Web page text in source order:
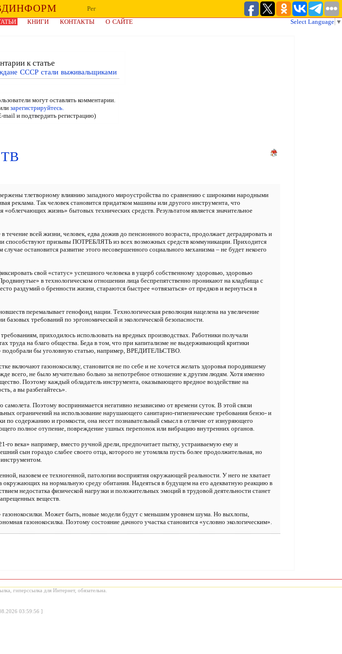
Рег
КНИГИ КОНТАКТЫ О САЙТЕ Select Language ▼
к статье
СССР стали выживальщиками
могут оставлять комментарии.
зарегистрируйтесь.
mail и подтвердить регистрацию)
тлетворному влиянию западного мироустройства по сравнению с широкими народными
реклама. Так человек становится придатком машины или другого инструмента, что
жизнь» бытовых технических средств. Результатом является значительное
всей жизни, человек, едва дожив до пенсионного возраста, продолжает деградировать и
способствуют призывы ПОТРЕБЛЯТЬ из всех возможных средств коммуникации. Приходится
остановится развитие этого несовершенного социального механизма – не будет некоего
свой «статус» успешного человека в ущерб собственному здоровью, здоровью
в технологическом отношении лица беспрепятственно проникают на кладбища с
раздумий о бренности жизни, стараются быстрее «отвязаться» от предков и вернуться в
перемалывает генофонд нации. Технологическая революция нацелена на увеличение
требований по эргономической и экологической безопасности.
приходилось использовать на вредных производствах. Работники получали
труда на благо общества. Беда в том, что при капитализме не выдерживающий критики
подобрали бы уголовную статью, например, ВРЕДИТЕЛЬСТВО.
включают газонокосилку, становится не по себе и не хочется желать здоровья породившему
всего, не было мучительно больно за непотребное отношение к другим людям. Хотя именно
Поэтому каждый обладатель инструмента, оказывающего вредное воздействие на
а вы разбегайтесь».
Поэтому воспринимается негативно независимо от времени суток. В этой связи
ограничений на использование нарушающего санитарно-гигиенические требования бензо- и
содержанию и громкости, она несет познавательный смысл в отличие от изнуряющего
полное отупение, повреждение ушных перепонок или вибрацию внутренних органов.
го века» например, вместо ручной дрели, предпочитает пытку, устраиваемую ему и
сын гораздо слабее своего отца, которого не утомляла пусть более продолжительная, но
назовем ее техногенной, патологии восприятия окружающей реальности. У него не хватает
на нормальную среду обитания. Надеяться в будущем на его адекватную реакцию в
недостатка физической нагрузки и положительных эмоций в трудовой деятельности станет
веществ.
Может быть, новые модели будут с меньшим уровнем шума. Но выхлопы,
газонокосилка. Поэтому состояние дачного участка становится «условно экологическим».
гиперссылка для Интернет, обязательна.
03:59:56 ]